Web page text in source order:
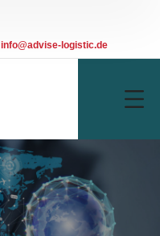
info@advise-logistic.de